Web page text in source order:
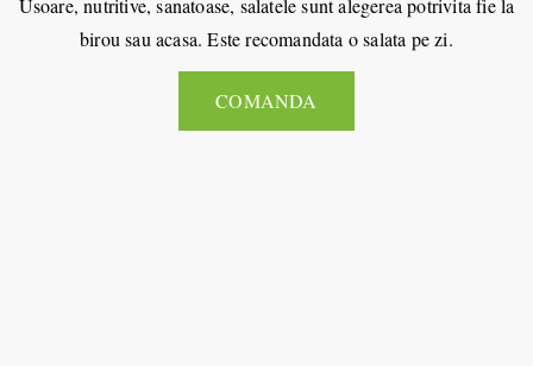
birou sau acasa. Este recomandata o salata pe zi.
COMANDA